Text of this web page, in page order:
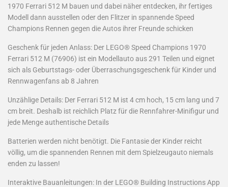
1970 Ferrari 512 M bauen und dabei näher entdecken, ihr fertiges
Modell dann ausstellen oder den Flitzer in spannende Speed
Champions Rennen gegen die Autos ihrer Freunde schicken
Geschenk für jeden Anlass: Der LEGO® Speed Champions 1970
Ferrari 512 M (76906) ist ein Modellauto aus 291 Teilen und eignet
sich als Geburtstags- oder Überraschungsgeschenk für Kinder und
Rennwagenfans ab 8 Jahren
Unzählige Details: Der Ferrari 512 M ist 4 cm hoch, 15 cm lang und 7
cm breit. Deshalb ist reichlich Platz für die Rennfahrer-Minifigur und
jede Menge authentische Details
Batterien werden nicht benötigt. Die Fantasie der Kinder reicht
völlig, um die spannenden Rennen mit dem Spielzeugauto niemals
enden zu lassen!
Interaktive Bauanleitungen: In der LEGO® Building Instructions App